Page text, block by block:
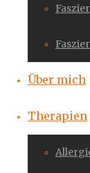
Über mich
Therapien